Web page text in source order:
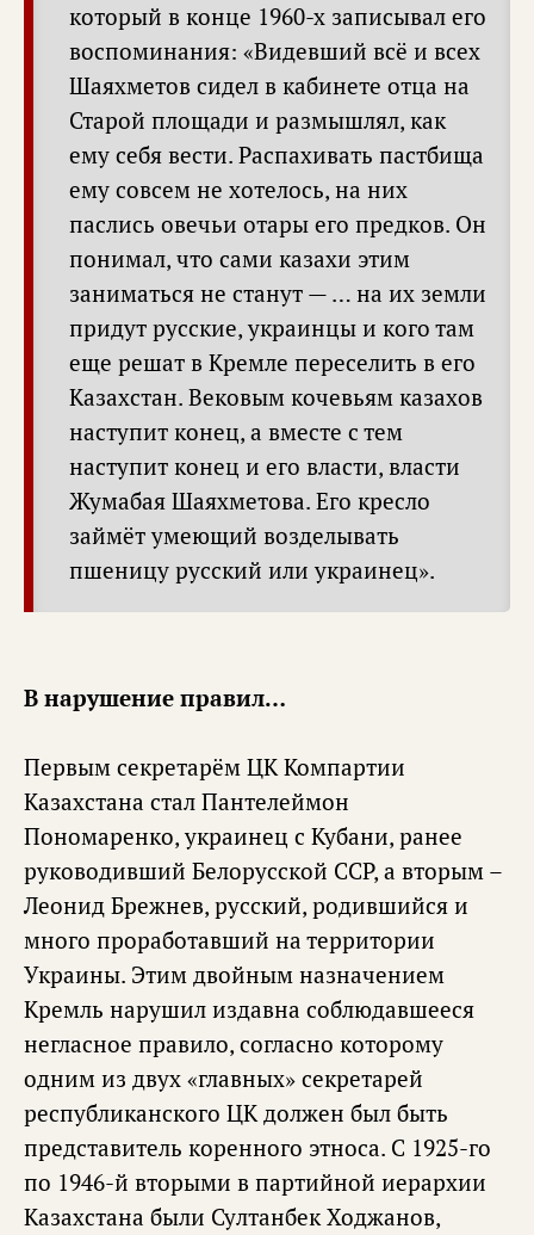
который в конце 1960-х записывал его
воспоминания: «Видевший всё и всех
Шаяхметов сидел в кабинете отца на
Старой площади и размышлял, как
ему себя вести. Распахивать пастбища
ему совсем не хотелось, на них
паслись овечьи отары его предков. Он
понимал, что сами казахи этим
заниматься не станут — … на их земли
придут русские, украинцы и кого там
еще решат в Кремле переселить в его
Казахстан. Вековым кочевьям казахов
наступит конец, а вместе с тем
наступит конец и его власти, власти
Жумабая Шаяхметова. Его кресло
займёт умеющий возделывать
пшеницу русский или украинец».
В нарушение правил…
Первым секретарём ЦК Компартии
Казахстана стал Пантелеймон
Пономаренко, украинец с Кубани, ранее
руководивший Белорусской ССР, а вторым –
Леонид Брежнев, русский, родившийся и
много проработавший на территории
Украины. Этим двойным назначением
Кремль нарушил издавна соблюдавшееся
негласное правило, согласно которому
одним из двух «главных» секретарей
республиканского ЦК должен был быть
представитель коренного этноса. С 1925-го
по 1946-й вторыми в партийной иерархии
Казахстана были Султанбек Ходжанов,